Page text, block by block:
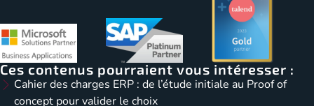
Ces contenus pourraient vous intéresser :
Cahier des charges ERP : de l’étude initiale au Proof of
concept pour valider le choix